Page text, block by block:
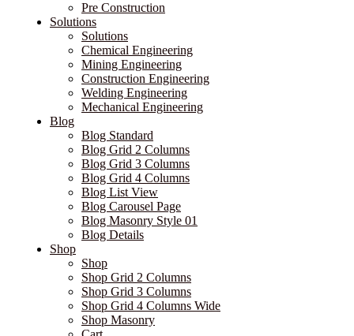
Mining Engineering
Construction Engineering
Welding Engineering
Mechanical Engineering
Blog
Blog Standard
Blog Grid 2 Columns
Blog Grid 3 Columns
Blog Grid 4 Columns
Blog List View
Blog Carousel Page
Blog Masonry Style 01
Blog Details
Shop
Shop
Shop Grid 2 Columns
Shop Grid 3 Columns
Shop Grid 4 Columns Wide
Shop Masonry
Cart
Checkout
My account
Contact Us